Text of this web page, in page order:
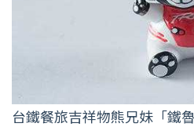
台鐵餐旅吉祥物熊兄妹「鐵